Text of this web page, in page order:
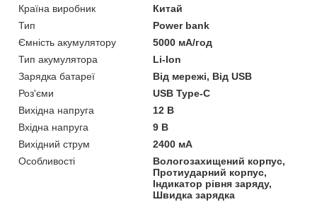
Країна виробник
Китай
Тип
Power bank
Ємність акумулятору
5000 мА/год
Тип акумулятора
Li-Ion
Зарядка батареї
Від мережі, Від USB
Роз'єми
USB Type-C
Вихідна напруга
12 В
Вхідна напруга
9 В
Вихідний струм
2400 мА
Особливості
Вологозахищений корпус,
Протиударний корпус,
Індикатор рівня заряду,
Швидка зарядка